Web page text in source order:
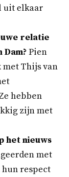
uit elkaar
relatie
Pien
met Thijs van
hebben
zijn met
het nieuws
met
respect